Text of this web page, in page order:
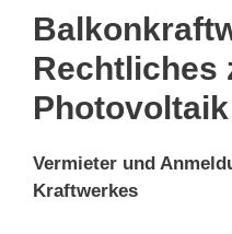
Rechtliches
Vermieter und
Kraftwerkes